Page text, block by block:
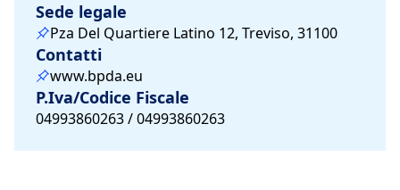
Sede legale
Pza Del Quartiere Latino 12, Treviso, 31100
Contatti
www.bpda.eu
P.Iva/Codice Fiscale
04993860263 / 04993860263